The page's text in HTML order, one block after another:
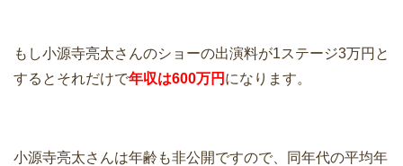
もし小源寺亮太さんのショーの出演料が1ステージ3万円と
するとそれだけで年収は600万円 になります。
小源寺亮太さんは年齢も非公開ですので、同年代の平均年